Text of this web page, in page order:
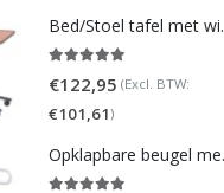
€122,95 (Excl. BTW:
€101,61)